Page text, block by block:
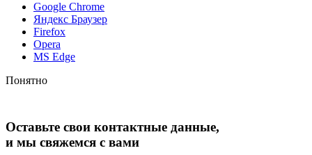
Google Chrome
Яндекс Браузер
Firefox
Opera
MS Edge
Понятно
Оставьте свои контактные данные,
и мы свяжемся с вами